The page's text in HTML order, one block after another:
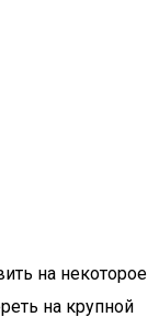
на некоторое
на крупной